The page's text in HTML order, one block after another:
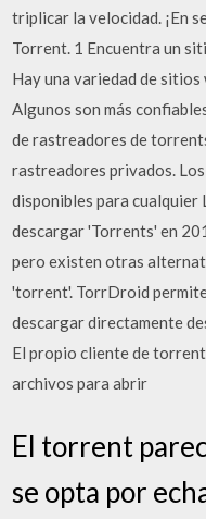
triplicar la velocidad. ¡En
Torrent. 1 Encuentra un
Hay una variedad de
Algunos son más
de rastreadores de
rastreadores privados.
disponibles para cualquier
descargar 'Torrents' en
pero existen otras
'torrent'. TorrDroid
descargar directamente
El propio cliente de
archivos para abrir
El torrent
se opta por